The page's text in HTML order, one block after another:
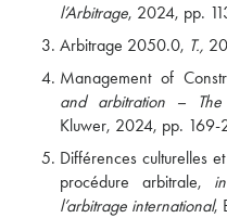
l’Arbitrage, 2024, pp.
Arbitrage 2050.0, T.,
Management of
and arbitration – The
Kluwer, 2024, pp. 169-
Différences culturelles
procédure arbitrale,
l’arbitrage international,